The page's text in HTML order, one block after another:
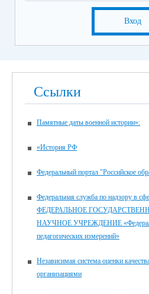
Вход
Ссылки
Памятные даты военной истории»:
«История РФ
Федеральный портал "Российское
Федеральная служба по надзору в
ФЕДЕРАЛЬНОЕ
НАУЧНОЕ УЧРЕЖДЕНИЕ
педагогических измерений»
Независимая система оценки
организациями